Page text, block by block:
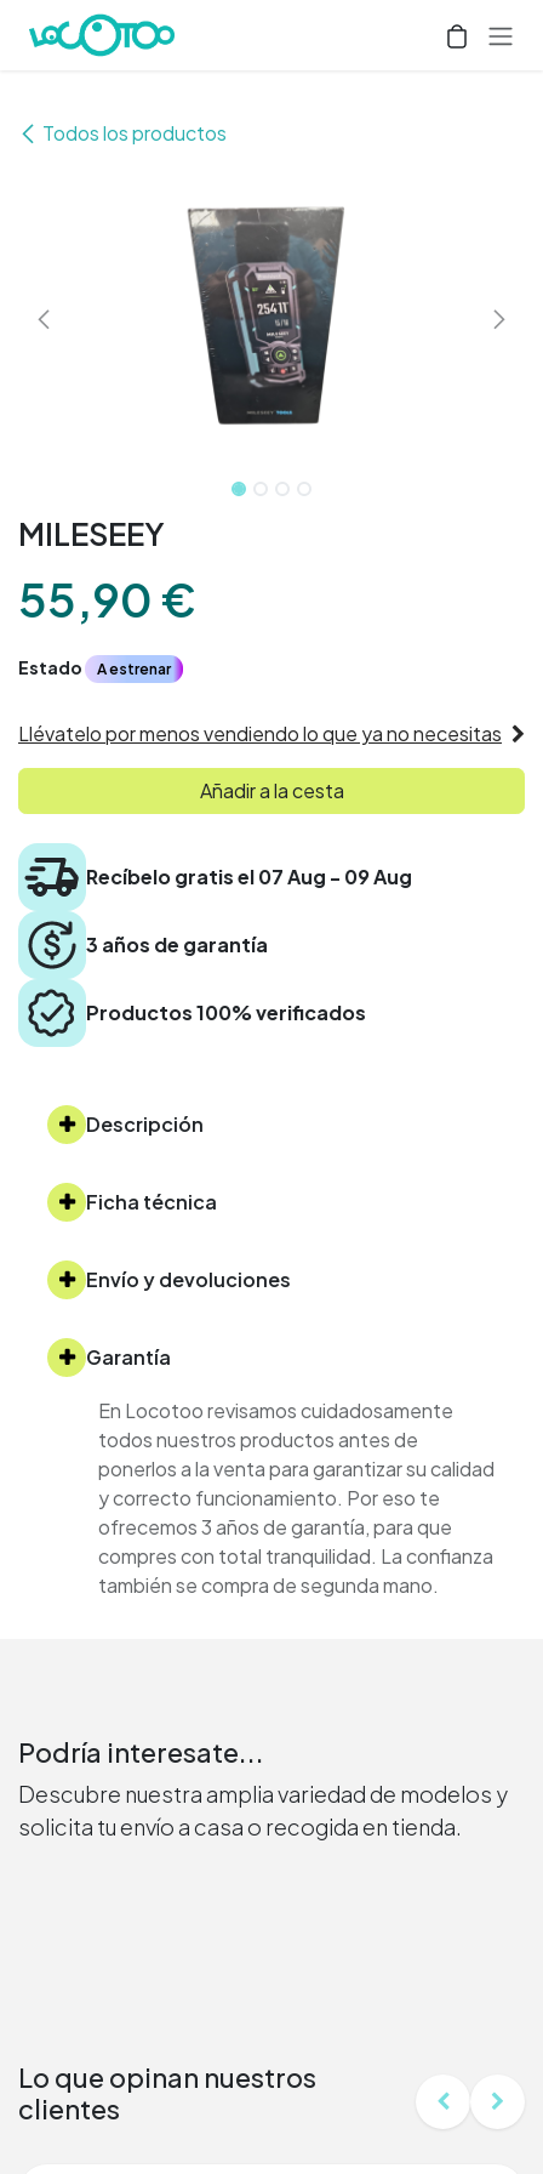
Ir al contenido
Todos los productos
MILESEEY
55,90 €
Estado A estrenar
Llévatelo por menos vendiendo lo que ya no necesitas
Añadir a la cesta
Recíbelo gratis el 07 Aug - 09 Aug
3 años de garantía
Productos 100% verificados
Descripción
Ficha técnica
Envío y devoluciones
Garantía
En Locotoo revisamos cuidadosamente
todos nuestros productos antes de
ponerlos a la venta para garantizar su calidad
y correcto funcionamiento. Por eso te
ofrecemos 3 años de garantía, para que
compres con total tranquilidad. La confianza
también se compra de segunda mano.
Podría interesate...
Descubre nuestra amplia variedad de modelos y
solicita tu envío a casa o recogida en tienda.
Lo que opinan nuestros
clientes